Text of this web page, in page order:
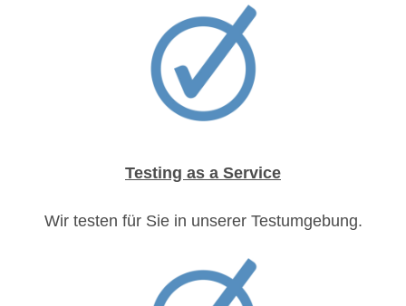
Testing as a Service
Wir testen für Sie in unserer Testumgebung.